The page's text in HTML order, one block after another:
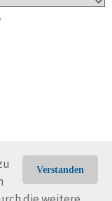
Verstanden